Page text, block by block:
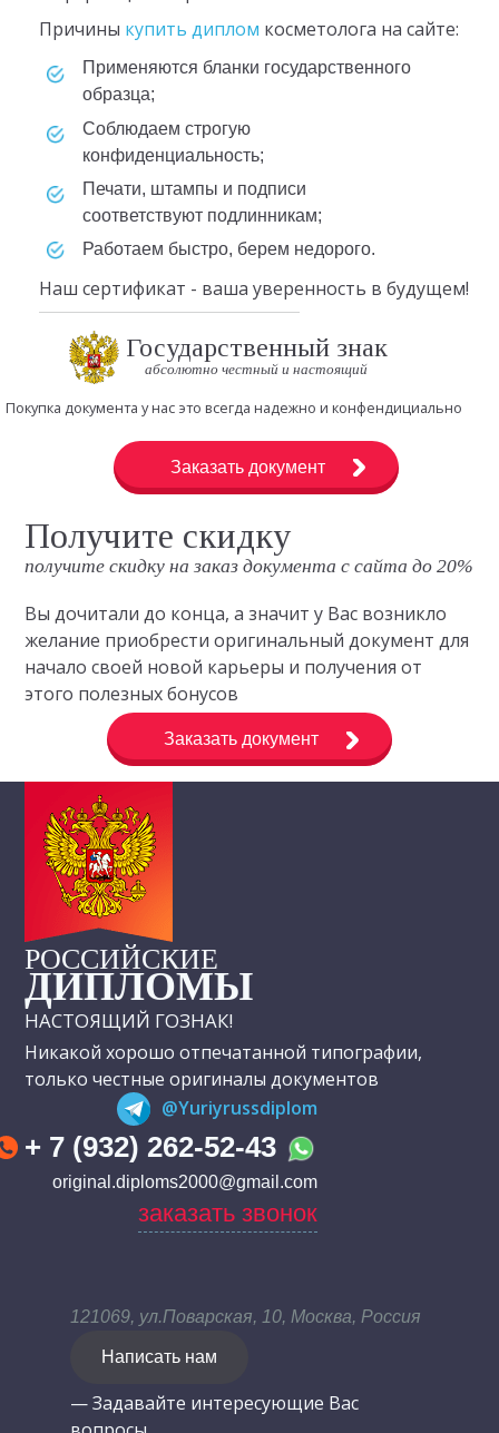
Причины купить диплом косметолога на сайте:
Применяются бланки государственного
образца;
Соблюдаем строгую
конфиденциальность;
Печати, штампы и подписи
соответствуют подлинникам;
Работаем быстро, берем недорого.
Наш сертификат - ваша уверенность в будущем!
Государственный знак
абсолютно честный и настоящий
Покупка документа у нас это всегда надежно и конфендициально
Заказать документ
Получите скидку
получите скидку на заказ документа с сайта до 20%
Вы дочитали до конца, а значит у Вас возникло
желание приобрести оригинальный документ для
начало своей новой карьеры и получения от
этого полезных бонусов
Заказать документ
РОССИЙСКИЕ
ДИПЛОМЫ
НАСТОЯЩИЙ ГОЗНАК!
Никакой хорошо отпечатанной типографии,
только честные оригиналы документов
@Yuriyrussdiplom
+ 7 (932) 262-52-43
original.diploms2000@gmail.com
заказать звонок
121069, ул.Поварская, 10, Москва, Россия
Написать нам
— Задавайте интересующие Вас